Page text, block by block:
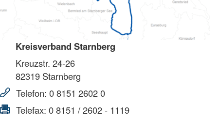
Kreisverband Starnberg
Kreuzstr. 24-26
82319 Starnberg
Telefon: 0 8151 2602 0
Telefax: 0 8151 / 2602 - 1119